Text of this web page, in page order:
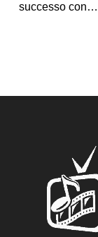
successo con…